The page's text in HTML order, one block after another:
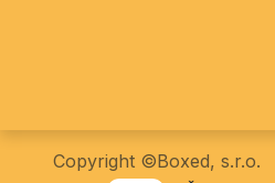
Copyright ©Boxed, s.r.o.